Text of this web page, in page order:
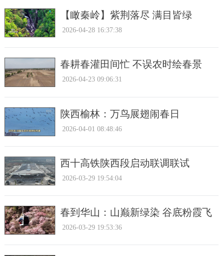
【瞰秦岭】紫荆落尽 满目皆绿
2026-04-28 16:37:38
春耕春灌田间忙 不误农时绘春景
2026-04-23 09:06:31
陕西榆林：万鸟展翅闹春日
2026-04-01 08:48:46
西十高铁陕西段启动联调联试
2026-03-29 19:54:04
春到华山：山巅新绿染 谷底粉霞飞
2026-03-29 19:53:36